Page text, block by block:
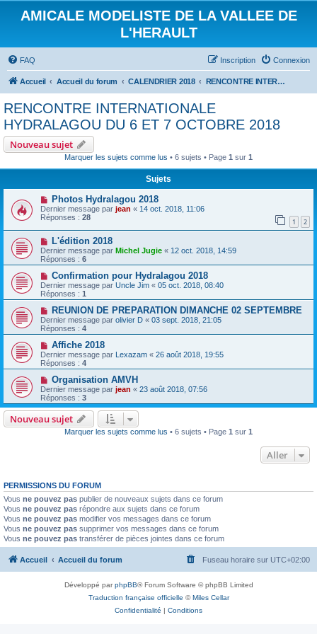
AMICALE MODELISTE DE LA VALLEE DE
L'HERAULT
FAQ Connexion
Inscription
Accueil Accueil du forum CALENDRIER 2018 RENCONTRE INTERNATIONALE HYDRALAGOU DU 6 ET 7 OCTOBRE 2018
RENCONTRE INTERNATIONALE
HYDRALAGOU DU 6 ET 7 OCTOBRE 2018
Nouveau sujet
Marquer les sujets comme lus • 6 sujets • Page 1 sur 1
Sujets
Photos Hydralagou 2018
Dernier message par jean « 14 oct. 2018, 11:06
Réponses : 28 1 2
L'édition 2018
Dernier message par Michel Jugie « 12 oct. 2018, 14:59
Réponses : 6
Confirmation pour Hydralagou 2018
Dernier message par Uncle Jim « 05 oct. 2018, 08:40
Réponses : 1
REUNION DE PREPARATION DIMANCHE 02 SEPTEMBRE
Dernier message par olivier D « 03 sept. 2018, 21:05
Réponses : 4
Affiche 2018
Dernier message par Lexazam « 26 août 2018, 19:55
Réponses : 4
Organisation AMVH
Dernier message par jean « 23 août 2018, 07:56
Réponses : 3
Nouveau sujet
Marquer les sujets comme lus • 6 sujets • Page 1 sur 1
Aller
PERMISSIONS DU FORUM
Vous ne pouvez pas publier de nouveaux sujets dans ce forum
Vous ne pouvez pas répondre aux sujets dans ce forum
Vous ne pouvez pas modifier vos messages dans ce forum
Vous ne pouvez pas supprimer vos messages dans ce forum
Vous ne pouvez pas transférer de pièces jointes dans ce forum
Accueil Accueil du forum Fuseau horaire sur UTC+02:00
Développé parphpBB® Forum Software © phpBB Limited
Traduction française officielle ©Miles Cellar
Confidentialité | Conditions